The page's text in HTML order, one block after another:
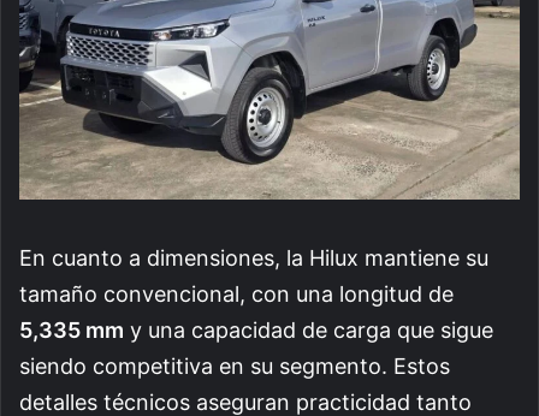
En cuanto a dimensiones, la Hilux mantiene su
tamaño convencional, con una longitud de
5,335 mm y una capacidad de carga que sigue
siendo competitiva en su segmento. Estos
detalles técnicos aseguran practicidad tanto